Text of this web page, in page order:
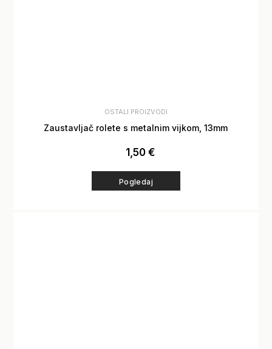
OSTALI PROIZVODI
Zaustavljač rolete s metalnim vijkom, 13mm
1,50 €
Pogledaj